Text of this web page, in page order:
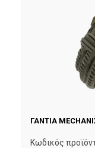
ΓΑΝΤΙΑ
Κωδικός